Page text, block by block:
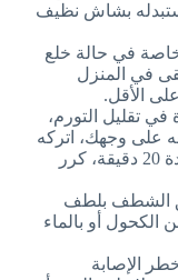
بشاش نظيف
في حالة خلع
في المنزل
الأقل.
تقليل التورم،
على وجهك، اتركه
لمدة حوالي 20 دقيقة، ثم انزعه لمدة 20 دقيقة، كرر
الشطف بلطف
الكحول أو بالماء
الإصابة